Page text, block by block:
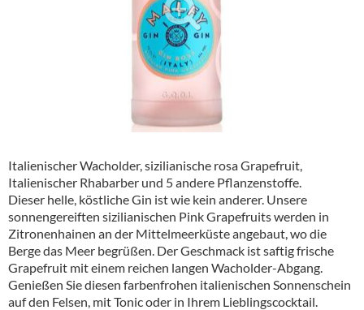
Italienischer Wacholder, sizilianische rosa Grapefruit,
Italienischer Rhabarber und 5 andere Pflanzenstoffe.
Dieser helle, köstliche Gin ist wie kein anderer. Unsere
sonnengereiften sizilianischen Pink Grapefruits werden in
Zitronenhainen an der Mittelmeerküste angebaut, wo die
Berge das Meer begrüßen. Der Geschmack ist saftig frische
Grapefruit mit einem reichen langen Wacholder-Abgang.
Genießen Sie diesen farbenfrohen italienischen Sonnenschein
auf den Felsen, mit Tonic oder in Ihrem Lieblingscocktail.